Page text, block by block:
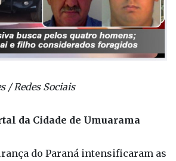
/ Redes Sociais
da Cidade de Umuarama
do Paraná intensificaram as
Desde terça-feira (5), não há
Rafael Juliano Marascalchi e